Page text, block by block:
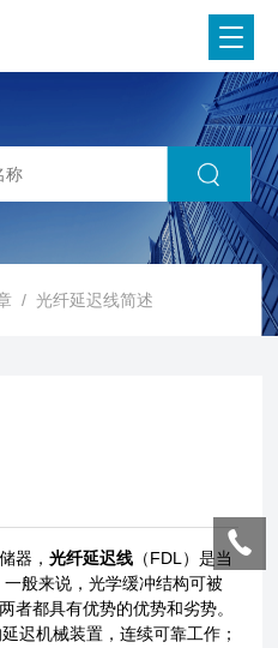
/ 光纤延迟线简述
器，光纤延迟线 （FDL）是当
般来说，光学缓冲结构可被
者都具有优势的优势和劣势。
迟机械装置，连续可靠工作；